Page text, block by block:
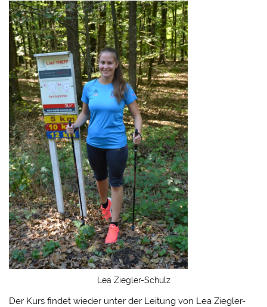
Lea Ziegler-Schulz
Der Kurs findet wieder unter der Leitung von Lea Ziegler-